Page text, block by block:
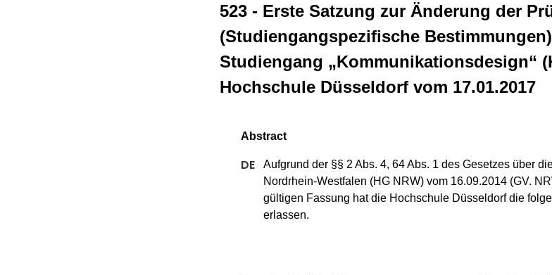
523 - Erste Satzung zur Änderung der
(Studiengangspezifische
Studiengang „Kommunikationsdesign“
Hochschule Düsseldorf vom 17.01.2017
Aufgrund der §§ 2 Abs. 4, 64 Abs. 1 des Gesetzes über
Nordrhein-Westfalen (HG NRW) vom 16.09.2014 (GV.
gültigen Fassung hat die Hochschule Düsseldorf die
erlassen.